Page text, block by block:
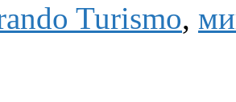
Turismo,